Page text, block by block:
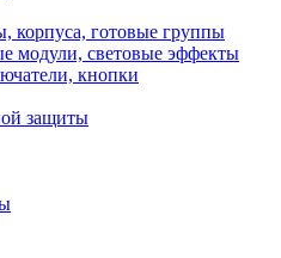
корпуса, готовые группы
модули, световые эффекты
кнопки
защиты